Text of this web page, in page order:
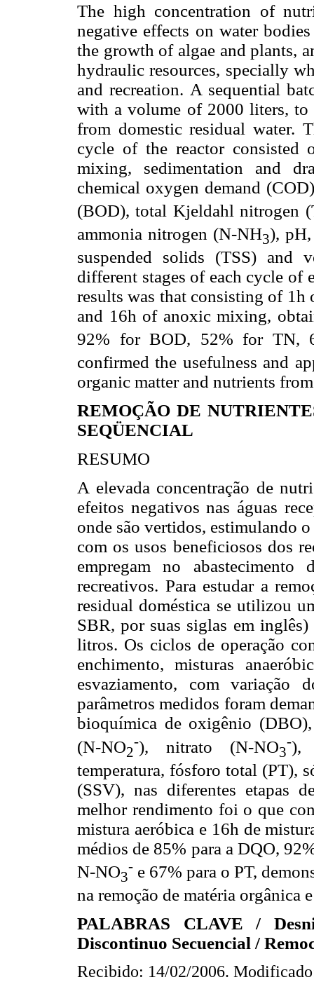
The high concentration of
negative effects on water
the growth of algae and plants,
hydraulic resources, specially
and recreation. A sequential
with a volume of 2000 liters,
from domestic residual water.
cycle of the reactor consisted
mixing, sedimentation and
chemical oxygen demand
(BOD), total Kjeldahl nitrogen
ammonia nitrogen (N-NH3),
suspended solids (TSS) and
different stages of each cycle of
results was that consisting of
and 16h of anoxic mixing,
92% for BOD, 52% for TN,
confirmed the usefulness and
organic matter and nutrients
REMOÇÃO DE
SEQÜENCIAL
RESUMO
A elevada concentração de
efeitos negativos nas águas
onde são vertidos, estimulando
com os usos beneficiosos dos
empregam no
recreativos. Para estudar a
residual doméstica se utilizou
SBR, por suas siglas em
litros. Os ciclos de operação
enchimento, misturas
esvaziamento, com variação
parâmetros medidos foram
bioquímica de oxigênio
(N-NO2
-), nitrato (N-NO3
-),
temperatura, fósforo total (PT),
(SSV), nas diferentes etapas
melhor rendimento foi o que
mistura aeróbica e 16h de
médios de 85% para a DQO,
N-NO3
- e 67% para o PT,
na remoção de matéria orgânica
PALABRAS CLAVE /
Discontinuo Secuencial /
Recibido: 14/02/2006.